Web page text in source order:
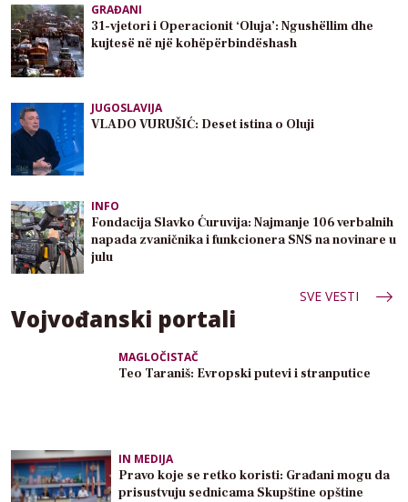
GRAĐANI
31-vjetori i Operacionit ‘Oluja’: Ngushëllim dhe
kujtesë në një kohëpërbindëshash
JUGOSLAVIJA
VLADO VURUŠIĆ: Deset istina o Oluji
INFO
Fondacija Slavko Ćuruvija: Najmanje 106 verbalnih
napada zvaničnika i funkcionera SNS na novinare u
julu
SVE VESTI
Vojvođanski portali
MAGLOČISTAČ
Teo Taraniš: Evropski putevi i stranputice
IN MEDIJA
Pravo koje se retko koristi: Građani mogu da
prisustvuju sednicama Skupštine opštine